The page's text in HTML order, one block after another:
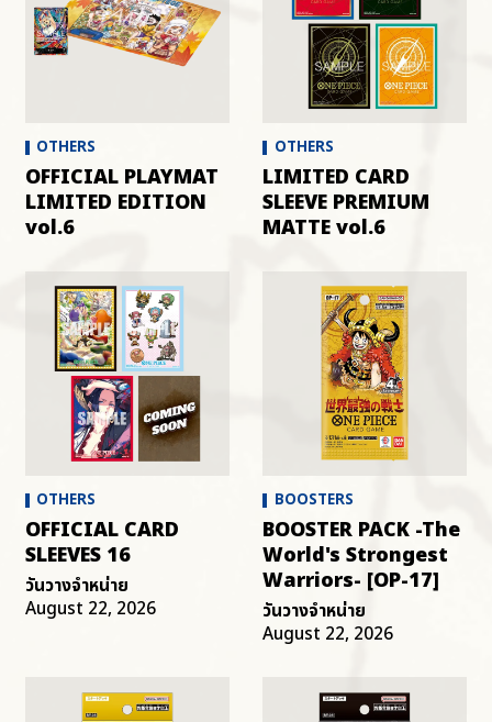
OTHERS
OFFICIAL PLAYMAT
LIMITED EDITION
vol.6
OTHERS
LIMITED CARD
SLEEVE PREMIUM
MATTE vol.6
OTHERS
OFFICIAL CARD
SLEEVES 16
วันวางจำหน่าย
August 22, 2026
BOOSTERS
BOOSTER PACK -The
World's Strongest
Warriors- [OP-17]
วันวางจำหน่าย
August 22, 2026